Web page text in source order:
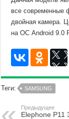
все современные
двойная камера.
на ОС Android 9.0
Теги: SAMSUNG
Предыдущее
Elephone P11